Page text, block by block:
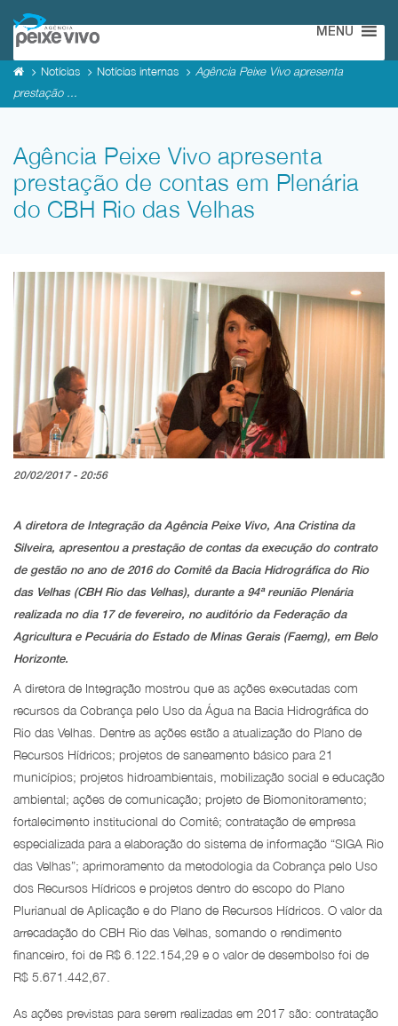
MENU
Notícias Notícias internas
Agência Peixe Vivo apresenta
prestação ...
Agência Peixe Vivo apresenta
prestação de contas em Plenária
do CBH Rio das Velhas
20/02/2017 - 20:56
A diretora de Integração da Agência Peixe Vivo, Ana Cristina da
Silveira, apresentou a prestação de contas da execução do contrato
de gestão no ano de 2016 do Comitê da Bacia Hidrográfica do Rio
das Velhas (CBH Rio das Velhas), durante a 94ª reunião Plenária
realizada no dia 17 de fevereiro, no auditório da Federação da
Agricultura e Pecuária do Estado de Minas Gerais (Faemg), em Belo
Horizonte.
A diretora de Integração mostrou que as ações executadas com
recursos da Cobrança pelo Uso da Água na Bacia Hidrográfica do
Rio das Velhas. Dentre as ações estão a atualização do Plano de
Recursos Hídricos; projetos de saneamento básico para 21
municípios; projetos hidroambientais, mobilização social e educação
ambiental; ações de comunicação; projeto de Biomonitoramento;
fortalecimento institucional do Comitê; contratação de empresa
especializada para a elaboração do sistema de informação “SIGA Rio
das Velhas”; aprimoramento da metodologia da Cobrança pelo Uso
dos Recursos Hídricos e projetos dentro do escopo do Plano
Plurianual de Aplicação e do Plano de Recursos Hídricos. O valor da
arrecadação do CBH Rio das Velhas, somando o rendimento
financeiro, foi de R$ 6.122.154,29 e o valor de desembolso foi de
R$ 5.671.442,67.
As ações previstas para serem realizadas em 2017 são: contratação